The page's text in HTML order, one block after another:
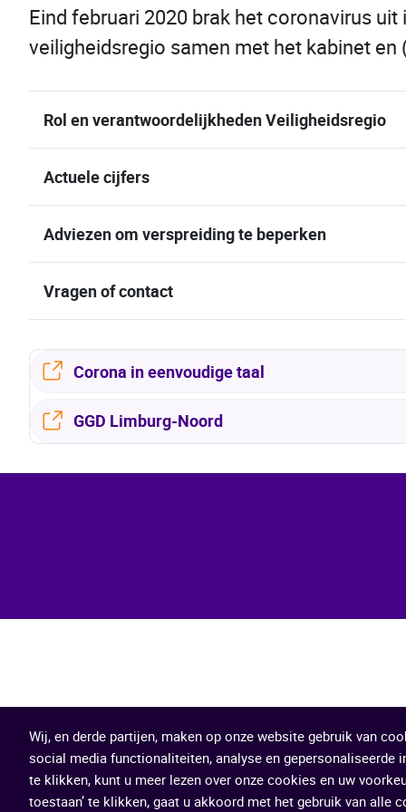
Wij, en derde partijen, maken op onze website gebruik van
social media functionaliteiten, analyse en gepersonaliseerde
te klikken, kunt u meer lezen over onze cookies en uw
toestaan’ te klikken, gaat u akkoord met het gebruik van alle
Eind februari 2020 brak het coronavirus
veiligheidsregio samen met het kabinet
Rol en verantwoordelijkheden Veiligheidsregio
Actuele cijfers
Adviezen om verspreiding te beperken
Vragen of contact
Corona in eenvoudige taal
GGD Limburg-Noord